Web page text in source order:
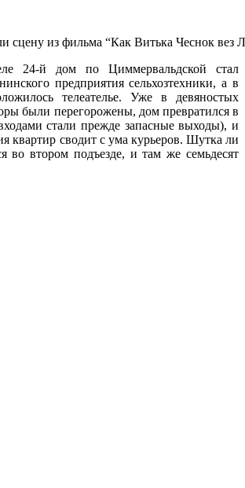
сцену из фильма “Как Витька Чеснок
24-й дом по Циммервальдской стал
предприятия сельхозтехники, а в
телеателье. Уже в девяностых
были перегорожены, дом превратился в
стали прежде запасные выходы), и
квартир сводит с ума курьеров. Шутка ли
во втором подъезде, и там же семьдесят